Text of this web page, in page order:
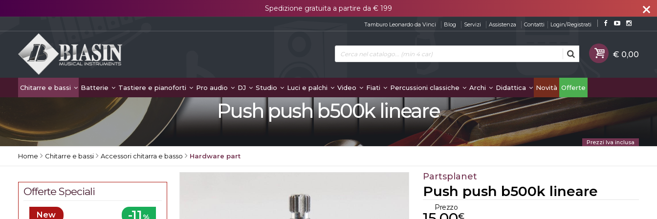
close
Spedizione gratuita a partire da € 199
Tamburo Leonardo da Vinci Blog Servizi Assistenza Contatti Login/Registrati
Chitarre e bassi Batterie Tastiere e pianoforti Pro audio DJ Studio Luci e palchi Video Fiati Percussioni classiche Archi Didattica Novità Offerte
Push push b500k lineare
Prezzi Iva inclusa
Home Chitarre e bassi Accessori chitarra e basso Hardware part
Partsplanet
Push push b500k lineare
Prezzo
€
Offerte Speciali
-11 %
New